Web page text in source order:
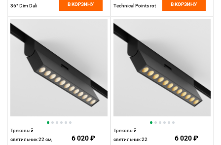
36° Dim Dali
LED*12W TR033-4-
12WTW-DD-W
Maytoni, Белый
В КОРЗИНУ
Technical Points rot
6W3K-B черный
В КОРЗИНУ
Трековый
светильник 22 см,
6 020 ₽
Трековый
светильник 22
6 020 ₽